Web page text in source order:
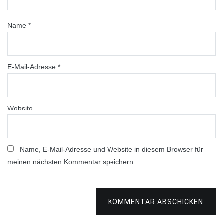
Name *
E-Mail-Adresse *
Website
Name, E-Mail-Adresse und Website in diesem Browser für
meinen nächsten Kommentar speichern.
KOMMENTAR ABSCHICKEN